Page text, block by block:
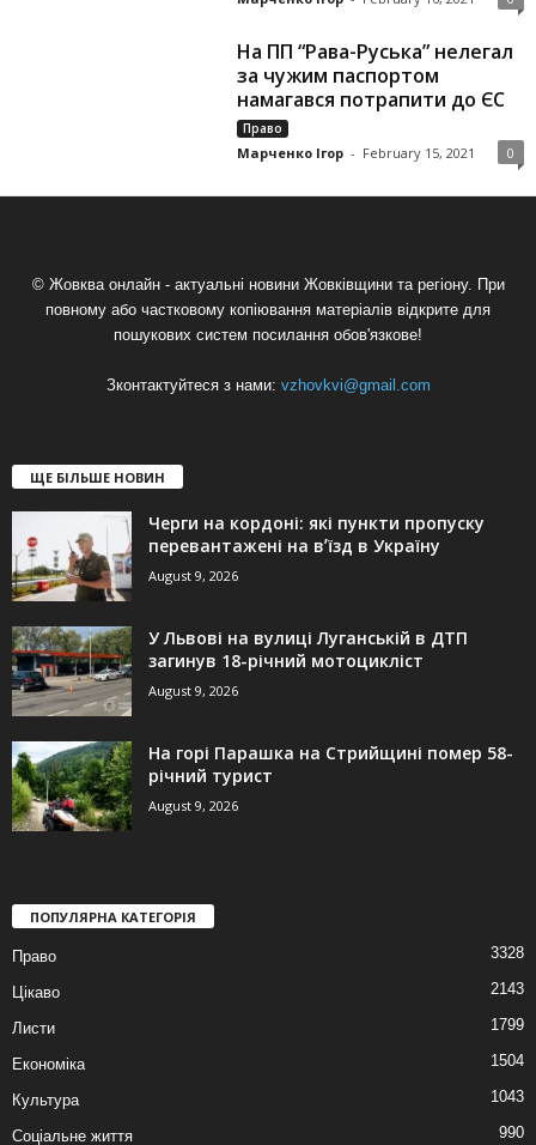
На ПП “Рава-Руська” нелегал
за чужим паспортом
намагався потрапити до ЄС
Право
Марченко Ігор - February 15, 2021 0
© Жовква онлайн - актуальні новини Жовківщини та регіону. При
повному або частковому копіювання матеріалів відкрите для
пошукових систем посилання обов'язкове!
Зконтактуйтеся з нами: vzhovkvi@gmail.com
ЩЕ БІЛЬШЕ НОВИН
Черги на кордоні: які пункти пропуску
перевантажені на вʼїзд в Україну
August 9, 2026
У Львові на вулиці Луганській в ДТП
загинув 18-річний мотоцикліст
August 9, 2026
На горі Парашка на Стрийщині помер 58-
річний турист
August 9, 2026
ПОПУЛЯРНА КАТЕГОРІЯ
Право 3328
Цікаво 2143
Листи 1799
Економіка 1504
Культура 1043
Соціальне життя 990